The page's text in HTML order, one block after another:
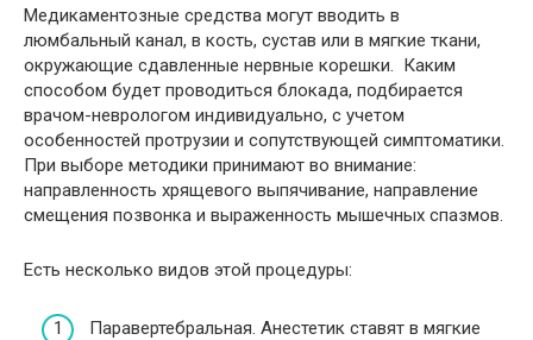
Медикаментозные средства могут вводить в
люмбальный канал, в кость, сустав или в мягкие ткани,
окружающие сдавленные нервные корешки. Каким
способом будет проводиться блокада, подбирается
врачом-неврологом индивидуально, с учетом
особенностей протрузии и сопутствующей симптоматики.
При выборе методики принимают во внимание:
направленность хрящевого выпячивание, направление
смещения позвонка и выраженность мышечных спазмов.
Есть несколько видов этой процедуры:
Паравертебральная. Анестетик ставят в мягкие